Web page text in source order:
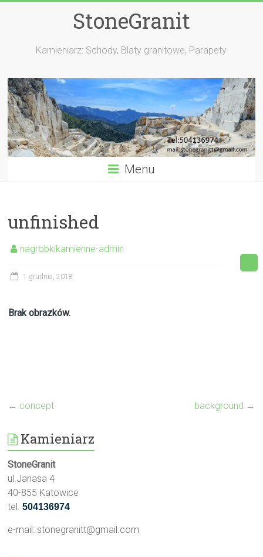
StoneGranit
Kamieniarz: Schody, Blaty granitowe, Parapety
Menu
unfinished
nagrobkikamienne-admin
1 grudnia, 2018
Brak obrazków.
← concept background →
Kamieniarz
StoneGranit
ul.Janasa 4
40-855 Katowice
tel. 504136974
e-mail: stonegranitt@gmail.com